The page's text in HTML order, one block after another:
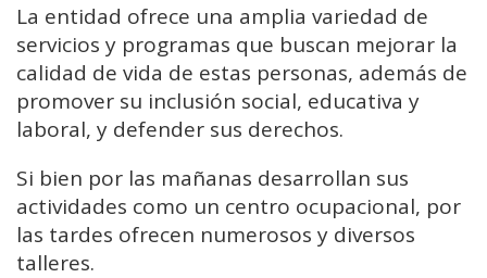
La entidad ofrece una amplia variedad de
servicios y programas que buscan mejorar la
calidad de vida de estas personas, además de
promover su inclusión social, educativa y
laboral, y defender sus derechos.
Si bien por las mañanas desarrollan sus
actividades como un centro ocupacional, por
las tardes ofrecen numerosos y diversos
talleres.